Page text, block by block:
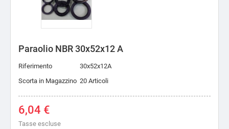
Paraolio NBR 30x52x12 A
Riferimento
30x52x12A
Scorta in Magazzino 20 Articoli
6,04 €
Tasse escluse